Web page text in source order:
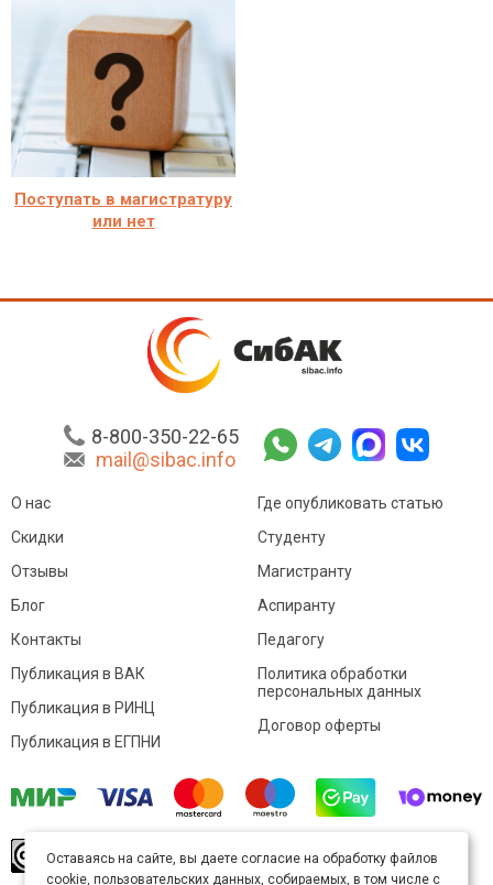
Поступать в магистратуру
или нет
8-800-350-22-65
mail@sibac.info
О нас
Скидки
Отзывы
Блог
Контакты
Где опубликовать статью
Студенту
Магистранту
Аспиранту
Педагогу
Публикация в ВАК
Публикация в РИНЦ
Публикация в ЕГПНИ
Политика обработки
персональных данных
Договор оферты
произведение доступно полицензии Creative
Оставаясь на сайте, вы даете согласие на обработку файлов
cookie, пользовательских данных, собираемых, в том числе с